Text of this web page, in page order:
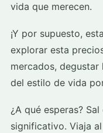
vida que merecen.
¡Y por supuesto,
explorar esta
mercados,
del estilo de vida
¿A qué esperas?
significativo. Viaja